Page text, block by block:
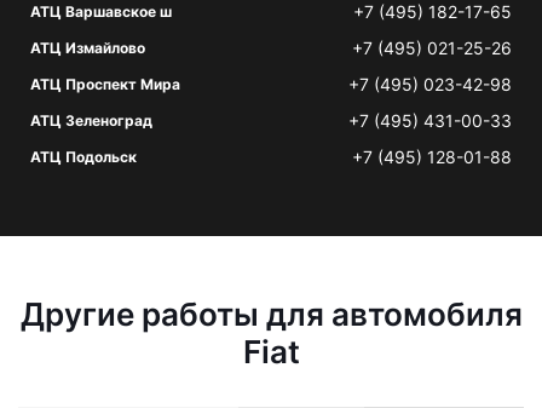
АТЦ Варшавское ш +7 (495) 182-17-65
АТЦ Измайлово +7 (495) 021-25-26
АТЦ Проспект Мира +7 (495) 023-42-98
АТЦ Зеленоград +7 (495) 431-00-33
АТЦ Подольск +7 (495) 128-01-88
Другие работы для автомобиля
Fiat